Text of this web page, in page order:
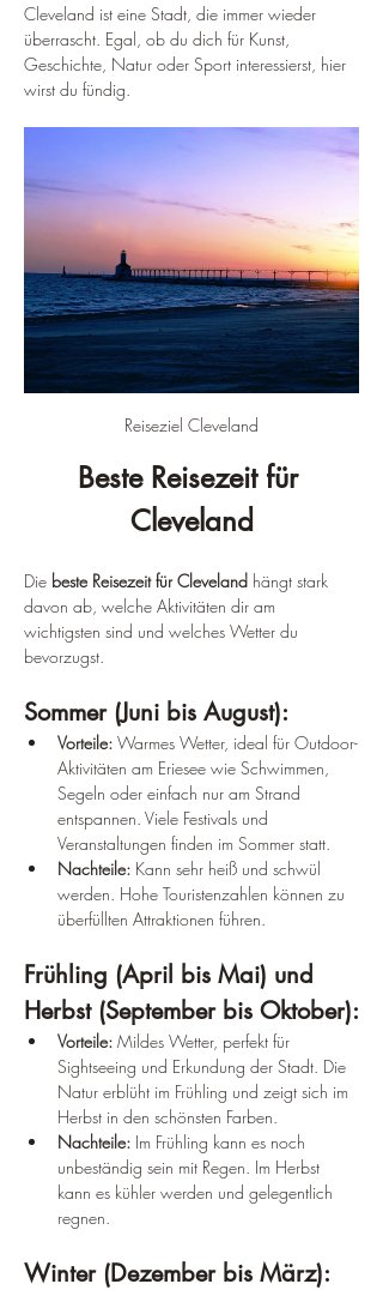
Cleveland ist eine Stadt, die immer wieder
überrascht. Egal, ob du dich für Kunst,
Geschichte, Natur oder Sport interessierst, hier
wirst du fündig.
Reiseziel Cleveland
Beste Reisezeit für
Cleveland
Die beste Reisezeit für Cleveland hängt stark
davon ab, welche Aktivitäten dir am
wichtigsten sind und welches Wetter du
bevorzugst.
Sommer (Juni bis August):
Vorteile: Warmes Wetter, ideal für Outdoor-
Aktivitäten am Eriesee wie Schwimmen,
Segeln oder einfach nur am Strand
entspannen. Viele Festivals und
Veranstaltungen finden im Sommer statt.
Nachteile: Kann sehr heiß und schwül
werden. Hohe Touristenzahlen können zu
überfüllten Attraktionen führen.
Frühling (April bis Mai) und
Herbst (September bis Oktober):
Vorteile: Mildes Wetter, perfekt für
Sightseeing und Erkundung der Stadt. Die
Natur erblüht im Frühling und zeigt sich im
Herbst in den schönsten Farben.
Nachteile: Im Frühling kann es noch
unbeständig sein mit Regen. Im Herbst
kann es kühler werden und gelegentlich
regnen.
Winter (Dezember bis März):